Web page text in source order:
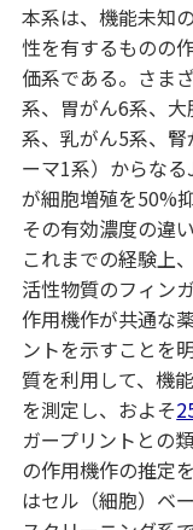
本系は、機能未知
性を有するものの
価系である。さま
系、胃がん6系、
系、乳がん5系、
ーマ1系）からな
が細胞増殖を50%
その有効濃度の違
これまでの経験上
活性物質のフィン
作用機作が共通な
ントを示すことを
質を利用して、機
を測定し、およそ
ガープリントとの
の作用機作の推定
はセル（細胞）ベ